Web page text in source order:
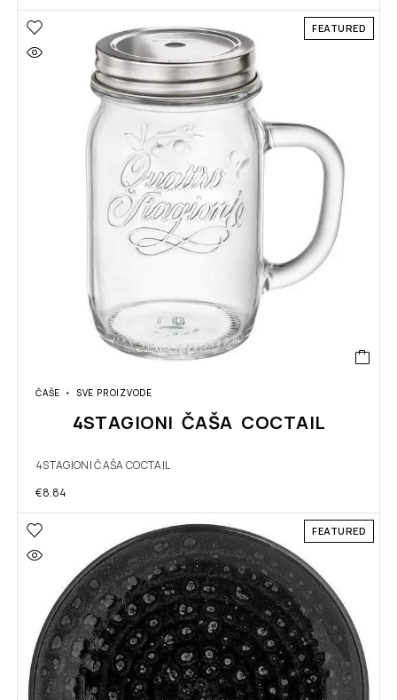
FEATURED
ČAŠE SVE PROIZVODE
4STAGIONI ČAŠA COCTAIL
4STAGIONI ČAŠA COCTAIL
€8.84
FEATURED